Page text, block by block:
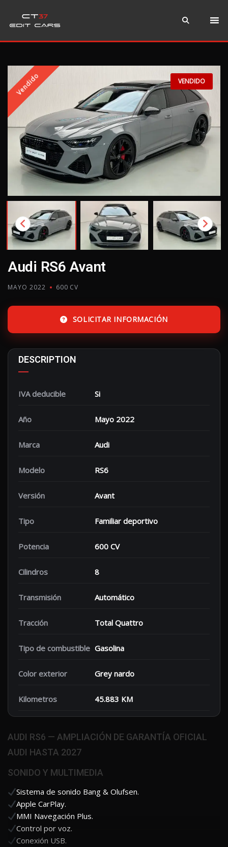
Vendido VENDIDO
Audi RS6 Avant
MAYO 2022 600 CV
SOLICITAR INFORMACIÓN
DESCRIPTION
IVA deducible Si
Año Mayo 2022
Marca Audi
Modelo RS6
Versión Avant
Tipo Familiar deportivo
Potencia 600 CV
Cilindros 8
Transmisión Automático
Tracción Total Quattro
Tipo de combustible Gasolina
Color exterior Grey nardo
Kilometros 45.883 KM
AUDI RS6 — AMPLIACIÓN DE GARANTÍA OFICIAL
AUDI HASTA 2027
SONIDO Y MULTIMEDIA
Sistema de sonido Bang & Olufsen.
Apple CarPlay.
MMI Navegación Plus.
Control por voz.
Conexión USB.
Instagram
WhatsApp
Teléfono